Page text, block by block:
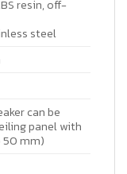
resin, off-
steel
can be
panel with
50 mm)